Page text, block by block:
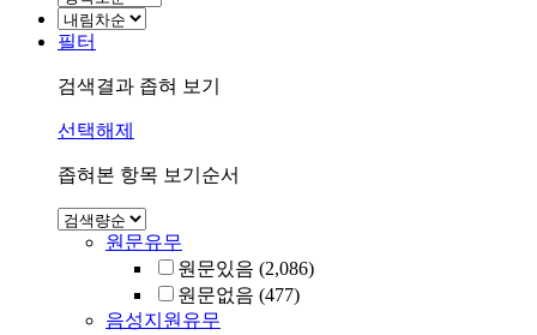
필터
검색결과 좁혀 보기
선택해제
좁혀본 항목 보기순서
원문유무
원문있음 (2,086)
원문없음 (477)
음성지원유무